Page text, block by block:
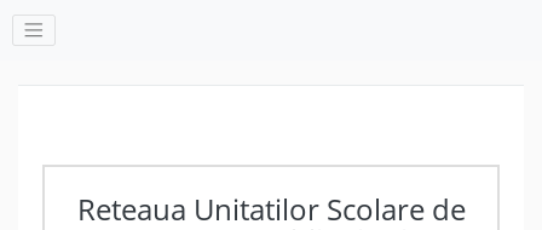
Reteaua Unitatilor Scolare de